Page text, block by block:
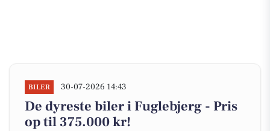
BILER 30-07-2026 14:43
De dyreste biler i Fuglebjerg - Pris
op til 375.000 kr!